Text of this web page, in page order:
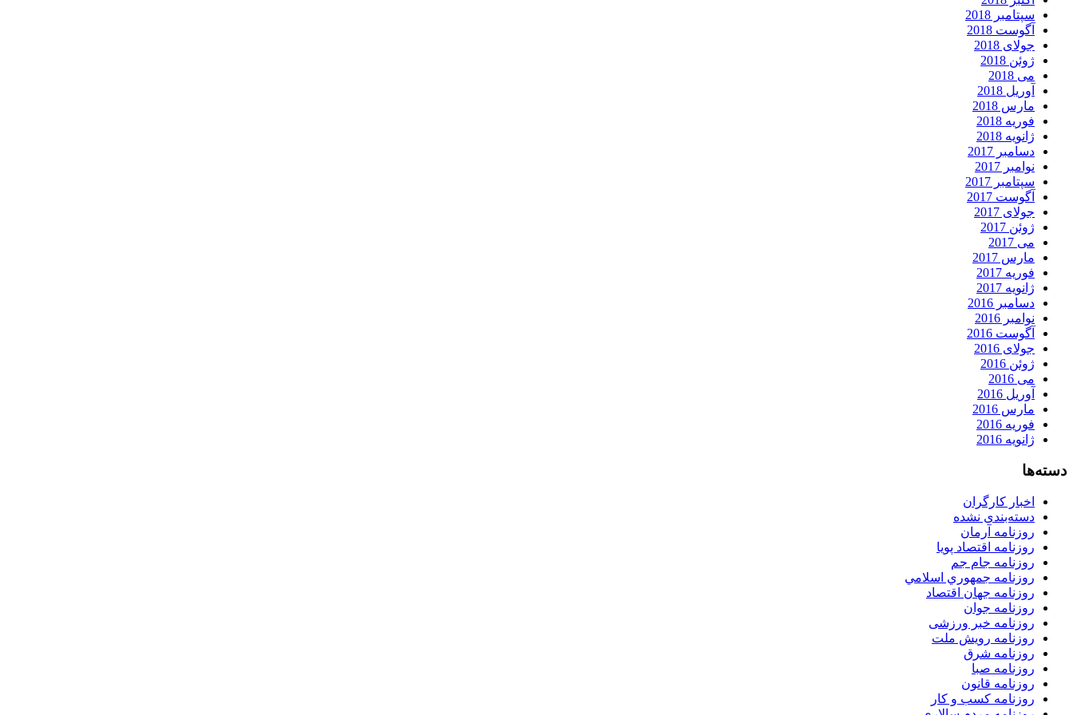
سپتامبر 2018
آگوست 2018
جولای 2018
ژوئن 2018
می 2018
آوریل 2018
مارس 2018
فوریه 2018
ژانویه 2018
دسامبر 2017
نوامبر 2017
سپتامبر 2017
آگوست 2017
جولای 2017
ژوئن 2017
می 2017
مارس 2017
فوریه 2017
ژانویه 2017
دسامبر 2016
نوامبر 2016
آگوست 2016
جولای 2016
ژوئن 2016
می 2016
آوریل 2016
مارس 2016
فوریه 2016
ژانویه 2016
دسته‌ها
اخبار کارگران
دسته‌بندی نشده
روزنامه آرمان
روزنامه اقتصاد پویا
روزنامه جام جم
روزنامه جمهوري اسلامي
روزنامه جهان اقتصاد
روزنامه جوان
روزنامه خبر ورزشى
روزنامه رویش ملت
روزنامه شرق
روزنامه صبا
روزنامه قانون
روزنامه كسب و كار